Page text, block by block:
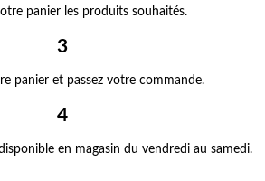
panier les produits souhaités.
3
panier et passez votre commande.
4
en magasin du vendredi au samedi.